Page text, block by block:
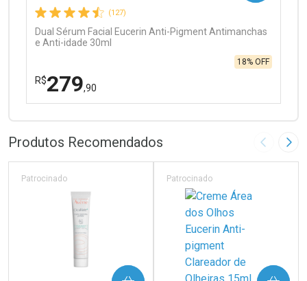
(127)
Dual Sérum Facial Eucerin Anti-Pigment Antimanchas
e Anti-idade 30ml
R$279,90
18% OFF
Laboratório
Ativar Desconto
Por Menos
Produtos Recomendados Imagem
Patrocinado Patrocinado